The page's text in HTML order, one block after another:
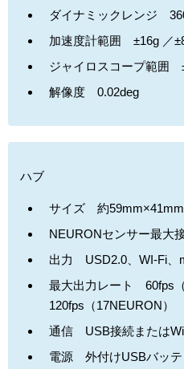
ダイナミックレンジ
加速度計範囲 ±16g ／
ジャイロスコープ範囲
解像度 0.02deg
ハブ
サイズ 約
NEURONセンサー最大
出力 USD2.0、WI-Fi、
最大出力レート 60fps（
120fps（17NEURON）
通信 USB接続または
電源 外付けUSBバッテ